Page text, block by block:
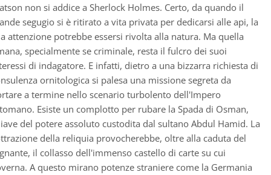
non si addice a Sherlock Holmes. Certo, da quando il
segugio si è ritirato a vita privata per dedicarsi alle api, la
attenzione potrebbe essersi rivolta alla natura. Ma quella
specialmente se criminale, resta il fulcro dei suoi
di indagatore. E infatti, dietro a una bizzarra richiesta di
ornitologica si palesa una missione segreta da
a termine nello scenario turbolento dell'Impero
Esiste un complotto per rubare la Spada di Osman,
del potere assoluto custodita dal sultano Abdul Hamid. La
della reliquia provocherebbe, oltre alla caduta del
il collasso dell'immenso castello di carte su cui
A questo mirano potenze straniere come la Germania